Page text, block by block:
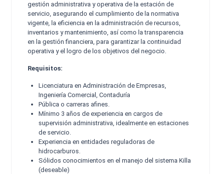
gestión administrativa y operativa de la estación de
servicio, asegurando el cumplimiento de la normativa
vigente, la eficiencia en la administración de recursos,
inventarios y mantenimiento, así como la transparencia
en la gestión financiera, para garantizar la continuidad
operativa y el logro de los objetivos del negocio.
Requisitos:
Licenciatura en Administración de Empresas,
Ingeniería Comercial, Contaduría
Pública o carreras afines.
Mínimo 3 años de experiencia en cargos de
supervisión administrativa, idealmente en estaciones
de servicio.
Experiencia en entidades reguladoras de
hidrocarburos.
Sólidos conocimientos en el manejo del sistema Killa
(deseable)